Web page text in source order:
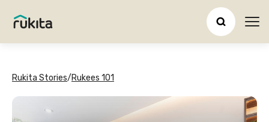
Rukita Stories/Rukees 101